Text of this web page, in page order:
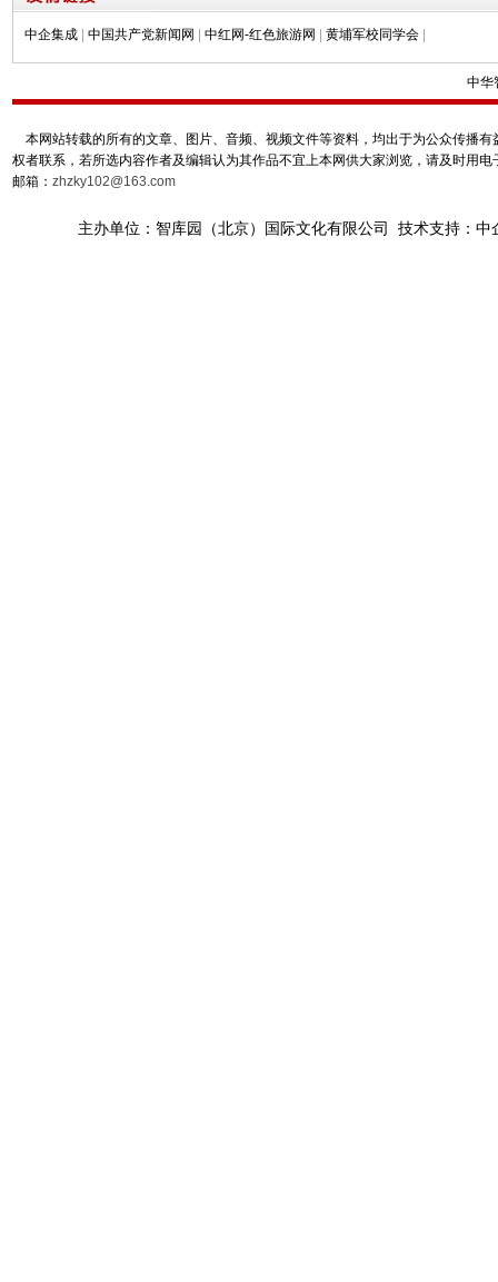
中企集成 中国共产党新闻网 中红网-红色旅游网 黄埔军校同学会
中华
本网站转载的所有的文章、图片、音频、视频文件等资料，均出于为公众传播
权者联系，若所选内容作者及编辑认为其作品不宜上本网供大家浏览，请及时用
邮箱： zhzky102@163.com
主办单位：智库园（北京）国际文化有限公司 技术支持：